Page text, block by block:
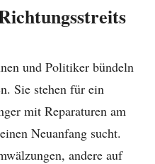
und Politiker bündeln
Sie stehen für ein
mit Reparaturen am
Neuanfang sucht.
andere auf